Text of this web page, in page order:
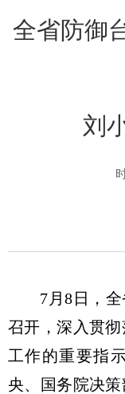
全省防御
刘
7月8日，
召开，深入贯
工作的重要指
央、国务院决